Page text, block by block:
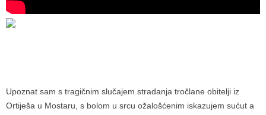
Upoznat sam s tragičnim slučajem stradanja tročlane obitelji iz
Ortiješa u Mostaru, s bolom u srcu ožalošćenim iskazujem sućut a